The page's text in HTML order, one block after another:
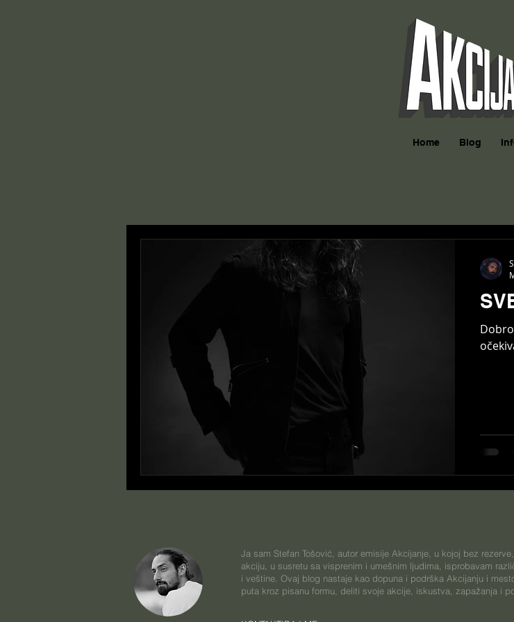
Home Blog
Ja sam Stefan Tošović, autor emisije Akcijanje, u kojoj bez
akciju, u susretu sa visprenim i umešnim ljudima, isprobavam
i veštine. Ovaj blog nastaje kao dopuna i podrška Akcijanju i
puta kroz pisanu formu, deliti svoje akcije, iskustva, zapažanja i